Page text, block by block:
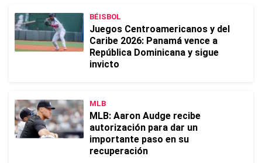
BÉISBOL
Juegos Centroamericanos y del
Caribe 2026: Panamá vence a
República Dominicana y sigue
invicto
MLB
MLB: Aaron Audge recibe
autorización para dar un
importante paso en su
recuperación